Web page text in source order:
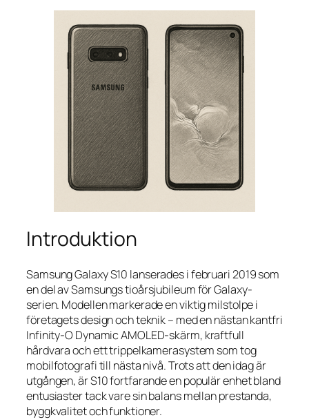
Introduktion
Samsung Galaxy S10 lanserades i februari 2019 som
en del av Samsungs tioårsjubileum för Galaxy-
serien. Modellen markerade en viktig milstolpe i
företagets design och teknik – med en nästan kantfri
Infinity-O Dynamic AMOLED-skärm, kraftfull
hårdvara och ett trippelkamerasystem som tog
mobilfotografi till nästa nivå. Trots att den idag är
utgången, är S10 fortfarande en populär enhet bland
entusiaster tack vare sin balans mellan prestanda,
byggkvalitet och funktioner.